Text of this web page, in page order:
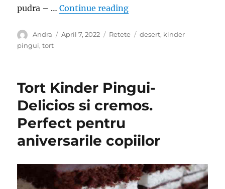
pudra – …Continue reading“Prajitura Kinder
Author
Andra
Posted
April 7, 2022 Categories
Retete Tags
desert, kinder
pingui,tort
Tort Kinder Pingui-
Delicios si cremos.
Perfect pentru
aniversarile copiilor